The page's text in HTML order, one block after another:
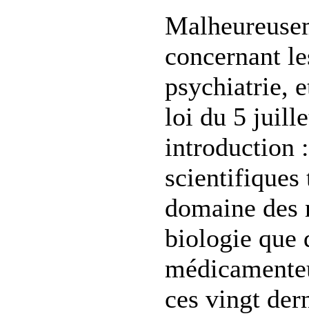
concernant
psychiatrie,
loi du 5
introduction
scientifiques
domaine des
biologie que
ces vingt